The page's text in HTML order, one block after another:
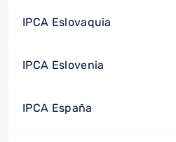
IPCA Eslovaquia
IPCA Eslovenia
IPCA España